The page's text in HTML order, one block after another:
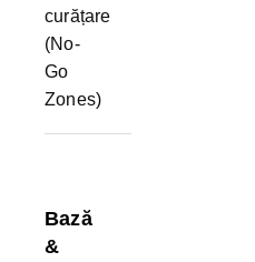
curățare
(No-
Go
Zones)
Bază
&